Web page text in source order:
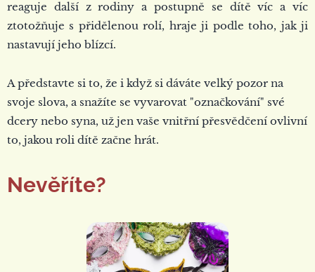
reaguje další z rodiny a postupně se dítě víc a víc
ztotožňuje s přidělenou rolí, hraje ji podle toho, jak ji
nastavují jeho blízcí.
A představte si to, že i když si dáváte velký pozor na
svoje slova, a snažíte se vyvarovat "označkování" své
dcery nebo syna, už jen vaše vnitřní přesvědčení ovlivní
to, jakou roli dítě začne hrát.
Nevěříte?